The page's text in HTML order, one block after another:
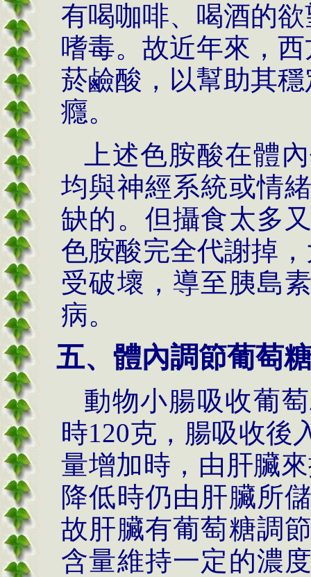
有喝咖啡、喝酒的
嗜毒。故近年來，
菸鹼酸，以幫助其
癮。
上述色胺酸在體
均與神經系統或情
缺的。但攝食太多
色胺酸完全代謝掉
受破壞，導至胰島
病。
五、體內調節葡萄
動物小腸吸收葡
時120克，腸吸收後
量增加時，由肝臟
降低時仍由肝臟所
故肝臟有葡萄糖調
含量維持一定的濃